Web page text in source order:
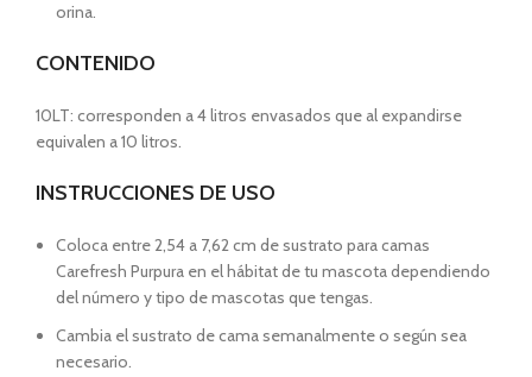
orina.
CONTENIDO
10LT: corresponden a 4 litros envasados que al expandirse
equivalen a 10 litros.
INSTRUCCIONES DE USO
Coloca entre 2,54 a 7,62 cm de sustrato para camas
Carefresh Purpura en el hábitat de tu mascota dependiendo
del número y tipo de mascotas que tengas.
Cambia el sustrato de cama semanalmente o según sea
necesario.